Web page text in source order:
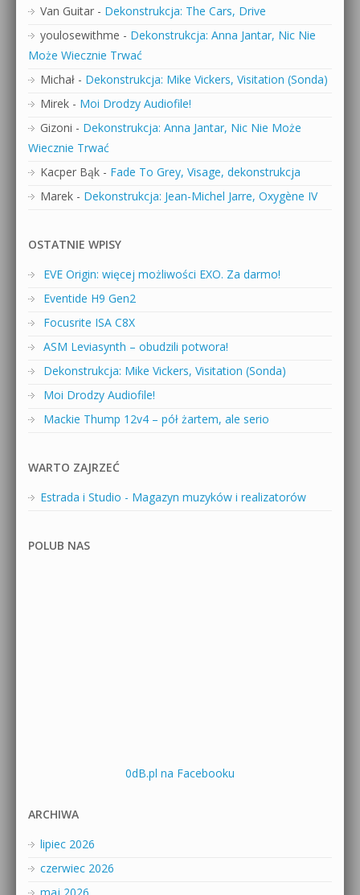
Van Guitar - Dekonstrukcja: The Cars, Drive
youlosewithme - Dekonstrukcja: Anna Jantar, Nic Nie
Może Wiecznie Trwać
Michał - Dekonstrukcja: Mike Vickers, Visitation (Sonda)
Mirek - Moi Drodzy Audiofile!
Gizoni - Dekonstrukcja: Anna Jantar, Nic Nie Może
Wiecznie Trwać
Kacper Bąk - Fade To Grey, Visage, dekonstrukcja
Marek - Dekonstrukcja: Jean-Michel Jarre, Oxygène IV
OSTATNIE WPISY
EVE Origin: więcej możliwości EXO. Za darmo!
Eventide H9 Gen2
Focusrite ISA C8X
ASM Leviasynth – obudzili potwora!
Dekonstrukcja: Mike Vickers, Visitation (Sonda)
Moi Drodzy Audiofile!
Mackie Thump 12v4 – pół żartem, ale serio
WARTO ZAJRZEĆ
Estrada i Studio - Magazyn muzyków i realizatorów
POLUB NAS
0dB.pl na Facebooku
ARCHIWA
lipiec 2026
czerwiec 2026
maj 2026